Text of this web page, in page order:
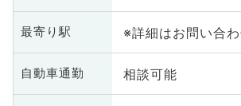
最寄り駅 ※詳細はお問い合
自動車通勤 相談可能